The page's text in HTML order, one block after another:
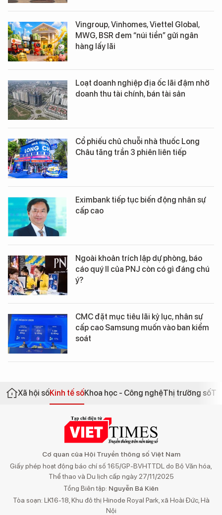
Vingroup, Vinhomes, Viettel Global,
MWG, BSR đem “núi tiền” gửi ngân
hàng lấy lãi
Loạt doanh nghiệp địa ốc lãi đậm nhờ
doanh thu tài chính, bán tài sản
Cổ phiếu chủ chuỗi nhà thuốc Long
Châu tăng trần 3 phiên liên tiếp
Eximbank tiếp tục biến động nhân sự
cấp cao
Ngoài khoản trích lập dự phòng, báo
cáo quý II của PNJ còn có gì đáng chú
ý?
CMC đặt mục tiêu lãi kỷ lục, nhân sự
cấp cao Samsung muốn vào ban kiểm
soát
Xã hội sốKinh tế sốKhoa học - Công nghệThị trường số
Cơ quan của Hội Truyền thông số Việt Nam
Giấy phép hoạt động báo chí số 165/GP-BVHTTDL do Bộ Văn hóa,
Thể thao và Du lịch cấp ngày 27/11/2025
Tổng Biên tập: Nguyễn Bá Kiên
Tòa soạn: LK16-18, Khu đô thị Hinode Royal Park, xã Hoài Đức, Hà
Nội